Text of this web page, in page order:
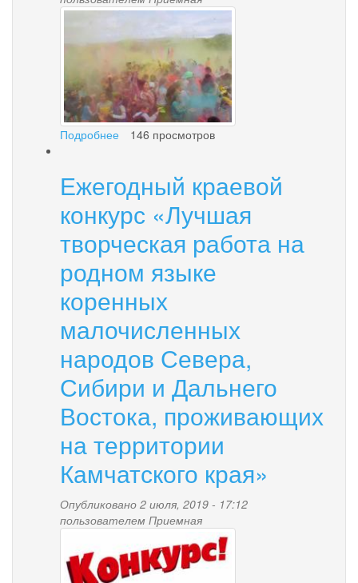
ujdj1763.jpg
Подробнее
праздники
146 просмотров
Ежегодный краевой
конкурс «Лучшая
творческая работа на
родном языке
коренных
малочисленных
народов Севера,
Сибири и Дальнего
Востока, проживающих
на территории
Камчатского края»
Опубликовано 2 июля, 2019 - 17:12
пользователем Приемная